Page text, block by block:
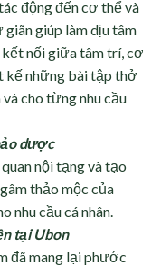
động đến cơ thể và
giúp làm dịu tâm
nối giữa tâm trí, cơ
kế những bài tập thở
cho từng nhu cầu
dược
nội tạng và tạo
thảo mộc của
nhu cầu cá nhân.
tại Ubon
đã mang lại phước